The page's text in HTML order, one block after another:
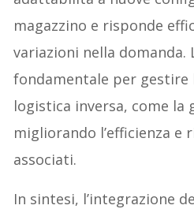
magazzino e risponde
variazioni nella domanda.
fondamentale per gestire
logistica inversa, come la
migliorando l’efficienza e
associati.
In sintesi, l’integrazione